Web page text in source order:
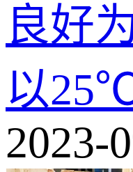
良好
以
2023-